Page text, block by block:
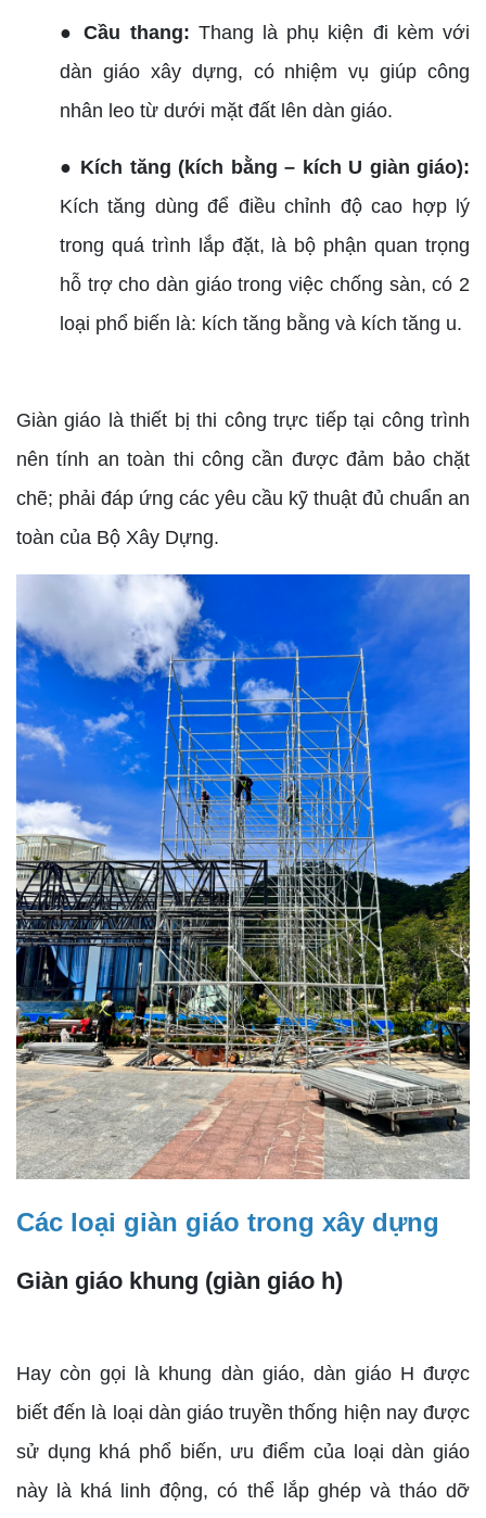
● Cầu thang: Thang là phụ kiện đi kèm với
dàn giáo xây dựng, có nhiệm vụ giúp công
nhân leo từ dưới mặt đất lên dàn giáo.
● Kích tăng (kích bằng – kích U giàn giáo):
Kích tăng dùng để điều chỉnh độ cao hợp lý
trong quá trình lắp đặt, là bộ phận quan trọng
hỗ trợ cho dàn giáo trong việc chống sàn, có 2
loại phổ biến là: kích tăng bằng và kích tăng u.
Giàn giáo là thiết bị thi công trực tiếp tại công trình
nên tính an toàn thi công cần được đảm bảo chặt
chẽ; phải đáp ứng các yêu cầu kỹ thuật đủ chuẩn an
toàn của Bộ Xây Dựng.
Các loại giàn giáo trong xây dựng
Giàn giáo khung (giàn giáo h)
Hay còn gọi là khung dàn giáo, dàn giáo H được
biết đến là loại dàn giáo truyền thống hiện nay được
sử dụng khá phổ biến, ưu điểm của loại dàn giáo
này là khá linh động, có thể lắp ghép và tháo dỡ